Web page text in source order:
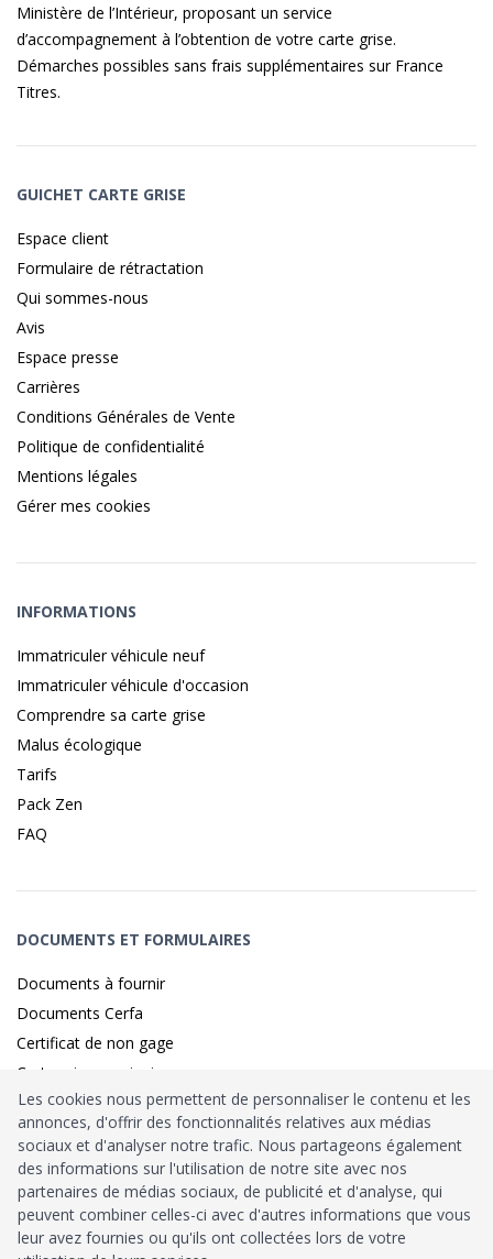
Ministère de l’Intérieur, proposant un service
d’accompagnement à l’obtention de votre carte grise.
Démarches possibles sans frais supplémentaires sur France
Titres.
GUICHET CARTE GRISE
Espace client
Formulaire de rétractation
Qui sommes-nous
Avis
Espace presse
Carrières
Conditions Générales de Vente
Politique de confidentialité
Mentions légales
Gérer mes cookies
INFORMATIONS
Immatriculer véhicule neuf
Immatriculer véhicule d'occasion
Comprendre sa carte grise
Malus écologique
Tarifs
Pack Zen
FAQ
DOCUMENTS ET FORMULAIRES
Documents à fournir
Documents Cerfa
Certificat de non gage
Carte grise provisoire
Identité sécurisé parFranceConnect
HabilitationMinistère de l’Intérieur: n°212900
Agrément Trésor Public
Les cookies nous permettent de personnaliser le contenu et les
annonces, d'offrir des fonctionnalités relatives aux médias
sociaux et d'analyser notre trafic. Nous partageons également
des informations sur l'utilisation de notre site avec nos
partenaires de médias sociaux, de publicité et d'analyse, qui
peuvent combiner celles-ci avec d'autres informations que vous
leur avez fournies ou qu'ils ont collectées lors de votre